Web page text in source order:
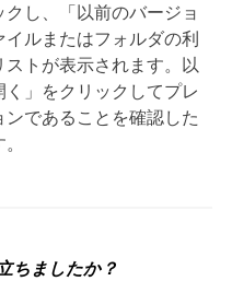
し、「以前のバージョ
ルまたはフォルダの利
トが表示されます。以
」をクリックしてプレ
であることを確認した
ちましたか？